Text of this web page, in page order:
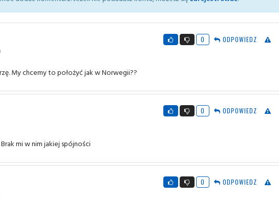
0 ODPOWIEDZ
My chcemy to położyć jak w Norwegii??
0 ODPOWIEDZ
mi w nim jakiej spójności
0 ODPOWIEDZ